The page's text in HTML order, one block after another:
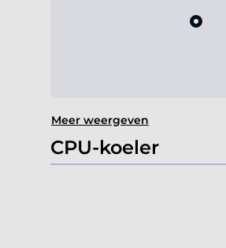
Meer weergeven
CPU-koeler